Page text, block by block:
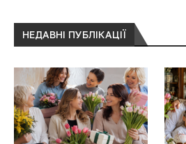
НЕДАВНІ ПУБЛІКАЦІЇ